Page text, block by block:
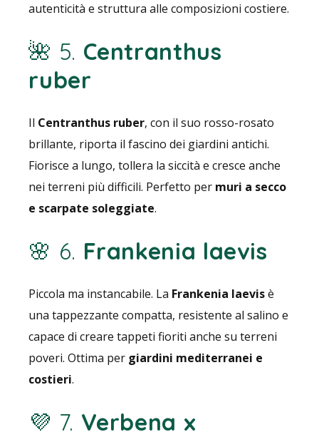
autenticità e struttura alle composizioni costiere.
🌺 5. Centranthus
ruber
Il Centranthus ruber, con il suo rosso-rosato
brillante, riporta il fascino dei giardini antichi.
Fiorisce a lungo, tollera la siccità e cresce anche
nei terreni più difficili. Perfetto per muri a secco
e scarpate soleggiate.
🌸 6. Frankenia laevis
Piccola ma instancabile. La Frankenia laevisè
una tappezzante compatta, resistente al salino e
capace di creare tappeti fioriti anche su terreni
poveri. Ottima per giardini mediterranei e
costieri.
💜 7. Verbena x